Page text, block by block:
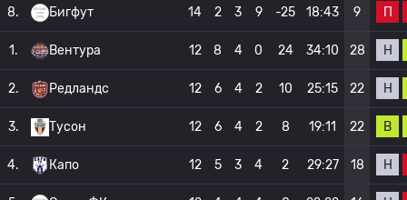
8. Бигфут 14 2 3 9 -25 18:43 9 П
1. Вентура 12 8 4 0 24 34:10 28 Н
2. Редландс 12 6 4 2 10 25:15 22 Н
3. Тусон 12 6 4 2 8 19:11 22 В
4. Капо 12 5 3 4 2 29:27 18 Н